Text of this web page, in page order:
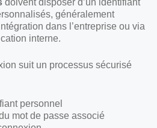
doivent disposer d’un identifiant
généralement
dans l’entreprise ou via
interne.
suit un processus sécurisé
personnel
mot de passe associé